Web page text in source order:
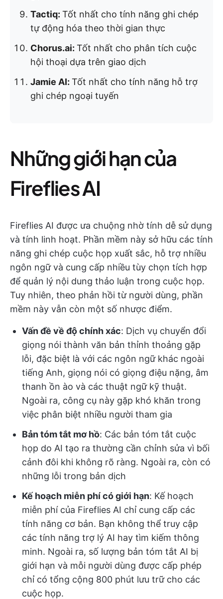
Tactiq: Tốt nhất cho tính năng ghi chép
tự động hóa theo thời gian thực
Chorus.ai: Tốt nhất cho phân tích cuộc
hội thoại dựa trên giao dịch
Jamie AI: Tốt nhất cho tính năng hỗ trợ
ghi chép ngoại tuyến
Những giới hạn của
Fireflies AI
Fireflies AI được ưa chuộng nhờ tính dễ sử dụng
và tính linh hoạt. Phần mềm này sở hữu các tính
năng ghi chép cuộc họp xuất sắc, hỗ trợ nhiều
ngôn ngữ và cung cấp nhiều tùy chọn tích hợp
để quản lý nội dung thảo luận trong cuộc họp.
Tuy nhiên, theo phản hồi từ người dùng, phần
mềm này vẫn còn một số nhược điểm.
Vấn đề về độ chính xác: Dịch vụ chuyển đổi
giọng nói thành văn bản thỉnh thoảng gặp
lỗi, đặc biệt là với các ngôn ngữ khác ngoài
tiếng Anh, giọng nói có giọng điệu nặng, âm
thanh ồn ào và các thuật ngữ kỹ thuật.
Ngoài ra, công cụ này gặp khó khăn trong
việc phân biệt nhiều người tham gia
Bản tóm tắt mơ hồ: Các bản tóm tắt cuộc
họp do AI tạo ra thường cần chỉnh sửa vì bối
cảnh đôi khi không rõ ràng. Ngoài ra, còn có
những lỗi trong bản dịch
Kế hoạch miễn phí có giới hạn: Kế hoạch
miễn phí của Fireflies AI chỉ cung cấp các
tính năng cơ bản. Bạn không thể truy cập
các tính năng trợ lý AI hay tìm kiếm thông
minh. Ngoài ra, số lượng bản tóm tắt AI bị
giới hạn và mỗi người dùng được cấp phép
chỉ có tổng cộng 800 phút lưu trữ cho các
cuộc họp.